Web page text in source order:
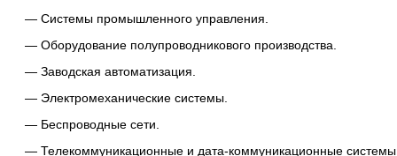
Системы промышленного управления.
Оборудование полупроводникового производства.
Заводская автоматизация.
Электромеханические системы.
Беспроводные сети.
Телекоммуникационные и дата-коммуникационные